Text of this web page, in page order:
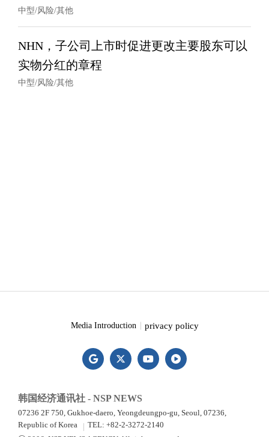
中型/风险/其他
NHN，子公司上市时促进更改主要股东可以
实物分红的章程
中型/风险/其他
Media Introduction privacy policy
韩国经济通讯社 - NSP NEWS
07236 2F 750, Gukhoe-daero, Yeongdeungpo-gu, Seoul, 07236,
Republic of Korea
TEL: +82-2-3272-2140